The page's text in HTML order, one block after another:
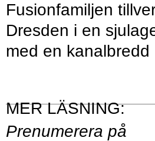
Fusionfamiljen
Dresden i en
med en kanalbredd
Prenumerera på